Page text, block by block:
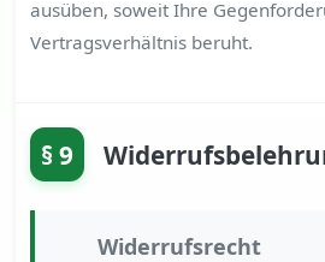
ausüben, soweit Ihre
Vertragsverhältnis beruht.
§ 9
Widerrufsrecht